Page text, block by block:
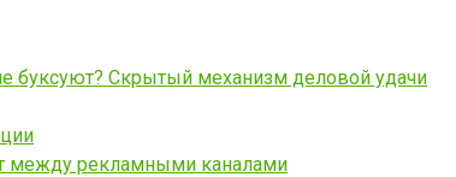
буксуют? Скрытый механизм деловой удачи
между рекламными каналами